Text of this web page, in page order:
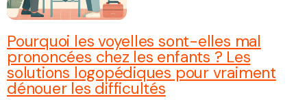
Pourquoi les voyelles sont-elles mal
prononcées chez les enfants ? Les
solutions logopédiques pour vraiment
dénouer les difficultés